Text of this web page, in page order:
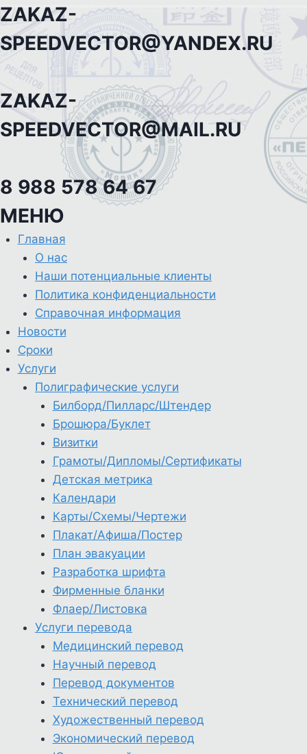
Перейти
содержанию
ZAKAZ-
SPEEDVECTOR@YANDEX.RU
ZAKAZ-
SPEEDVECTOR@MAIL.RU
8 988 578 64 67
МЕНЮ
Главная
О нас
Наши потенциальные клиенты
Политика конфиденциальности
Справочная информация
Новости
Сроки
Услуги
Полиграфические услуги
Билборд/Пилларс/Штендер
Брошюра/Буклет
Визитки
Грамоты/Дипломы/Сертификаты
Детская метрика
Календари
Карты/Схемы/Чертежи
Плакат/Афиша/Постер
План эвакуации
Разработка шрифта
Фирменные бланки
Флаер/Листовка
Услуги перевода
Медицинский перевод
Научный перевод
Перевод документов
Технический перевод
Художественный перевод
Экономический перевод